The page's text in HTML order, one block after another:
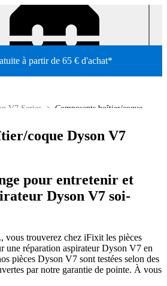
à partir de 65 € d'achat*
Composants boîtier/coque
V7 Series
coque Dyson V7
pour entretenir et
Dyson V7 soi-
vous trouverez chez iFixit les pièces
une réparation aspirateur Dyson V7 en
pièces Dyson V7 sont testées selon des
par notre garantie de pointe. À vous